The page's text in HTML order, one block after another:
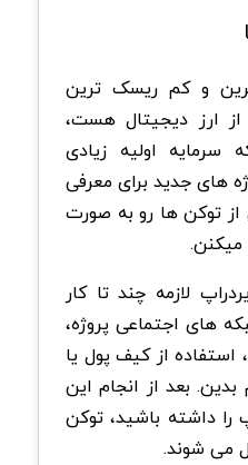
و کم ریسک ترین
ارز دیجیتال هست،
سرمایه اولیه زیادی
های جدید برای معرفی
توکن ها رو به صورت
میکنن.
لازمه چند تا کار
های اجتماعی پروژه،
از کیف پول یا
بعد از انجام این
را داشته باشید، توکن
می شوند.